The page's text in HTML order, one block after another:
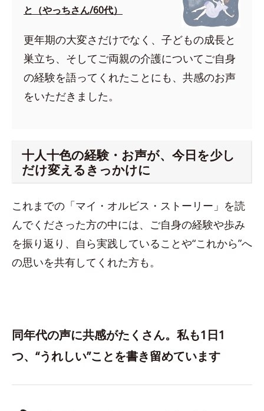
と（やっちさん/60代）
更年期の大変さだけでなく、子どもの成長と
巣立ち、そしてご両親の介護についてご自身
の経験を語ってくれたことにも、共感のお声
をいただきました。
十人十色の経験・お声が、今日を少し
だけ変えるきっかけに
これまでの「マイ・オルビス・ストーリー」を読
んでくださった方の中には、ご自身の経験や歩み
を振り返り、自ら実践していることや“これから”へ
の思いを共有してくれた方も。
同年代の声に共感がたくさん。私も1日1
つ、“うれしい”ことを書き留めています